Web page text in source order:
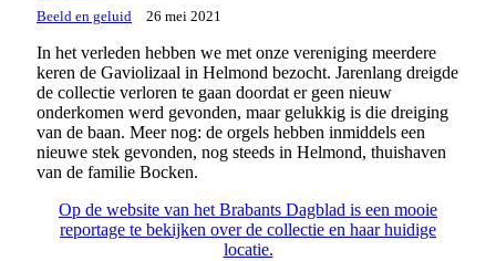
Beeld en geluid 26 mei 2021
In het verleden hebben we met onze vereniging meerdere
keren de Gaviolizaal in Helmond bezocht. Jarenlang dreigde
de collectie verloren te gaan doordat er geen nieuw
onderkomen werd gevonden, maar gelukkig is die dreiging
van de baan. Meer nog: de orgels hebben inmiddels een
nieuwe stek gevonden, nog steeds in Helmond, thuishaven
van de familie Bocken.
Op de website van het Brabants Dagblad is een mooie
reportage te bekijken over de collectie en haar huidige
locatie.